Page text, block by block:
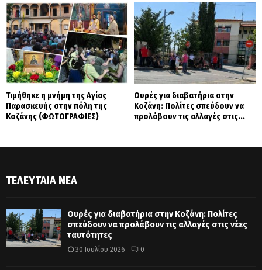
Τιμήθηκε η μνήμη της Αγίας
Παρασκευής στην πόλη της
Κοζάνης (ΦΩΤΟΓΡΑΦΙΕΣ)
Ουρές για διαβατήρια στην
Κοζάνη: Πολίτες σπεύδουν να
προλάβουν τις αλλαγές στις...
ΤΕΛΕΥΤΑΊΑ ΝΈΑ
Ουρές για διαβατήρια στην Κοζάνη: Πολίτες
σπεύδουν να προλάβουν τις αλλαγές στις νέες
ταυτότητες
30 Ιουλίου 2026 0